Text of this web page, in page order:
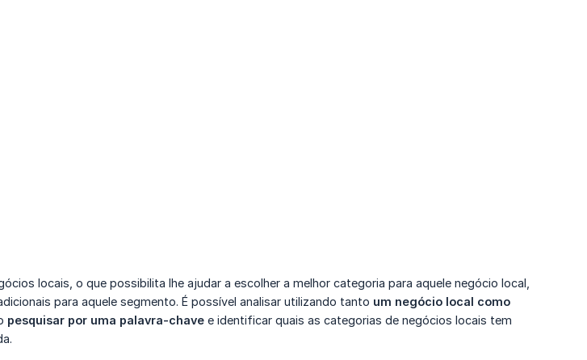
locais, o que possibilita lhe ajudar a escolher a melhor categoria para aquele negócio local,
para aquele segmento. É possível analisar utilizando tanto um negócio local como
pesquisar por uma palavra-chave e identificar quais as categorias de negócios locais tem